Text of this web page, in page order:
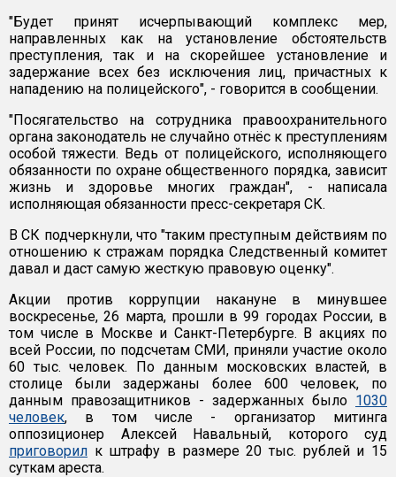
"Будет принят исчерпывающий комплекс мер,
направленных как на установление обстоятельств
преступления, так и на скорейшее установление и
задержание всех без исключения лиц, причастных к
нападению на полицейского", - говорится в сообщении.
"Посягательство на сотрудника правоохранительного
органа законодатель не случайно отнёс к преступлениям
особой тяжести. Ведь от полицейского, исполняющего
обязанности по охране общественного порядка, зависит
жизнь и здоровье многих граждан", - написала
исполняющая обязанности пресс-секретаря СК.
В СК подчеркнули, что "таким преступным действиям по
отношению к стражам порядка Следственный комитет
давал и даст самую жесткую правовую оценку".
Акции против коррупции накануне в минувшее
воскресенье, 26 марта, прошли в 99 городах России, в
том числе в Москве и Санкт-Петербурге. В акциях по
всей России, по подсчетам СМИ, приняли участие около
60 тыс. человек. По данным московских властей, в
столице были задержаны более 600 человек, по
данным правозащитников - задержанных было 1030
человек, в том числе - организатор митинга
оппозиционер Алексей Навальный, которого суд
приговорил к штрафу в размере 20 тыс. рублей и 15
суткам ареста.